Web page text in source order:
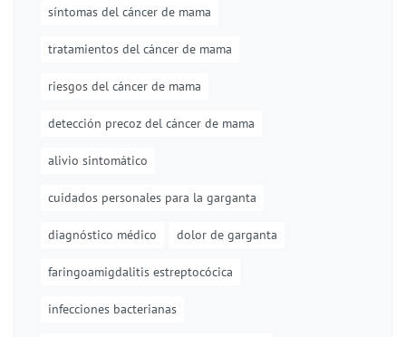
síntomas del cáncer de mama
tratamientos del cáncer de mama
riesgos del cáncer de mama
detección precoz del cáncer de mama
alivio sintomático
cuidados personales para la garganta
diagnóstico médico dolor de garganta
faringoamigdalitis estreptocócica
infecciones bacterianas